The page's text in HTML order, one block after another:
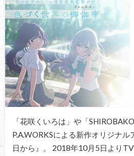
「花咲くいろは」や「
P.A.WORKSによる新作オリジナ
日から』。 2018年10月5日より